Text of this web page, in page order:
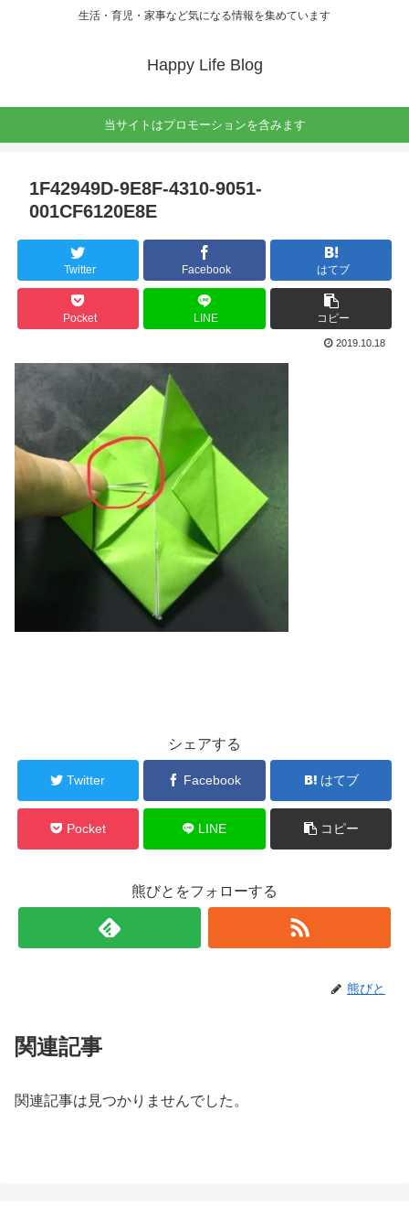
生活・育児・家事など気になる情報を集めています
Happy Life Blog
当サイトはプロモーションを含みます
1F42949D-9E8F-4310-9051-
001CF6120E8E
Twitter Facebook はてブ
Pocket LINE コピー
2019.10.18
シェアする
Twitter Facebook はてブ
Pocket LINE コピー
熊びとをフォローする
熊びと
関連記事
関連記事は見つかりませんでした。